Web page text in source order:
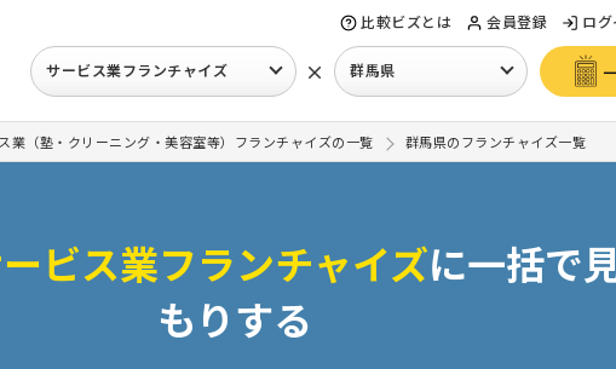
比較ビズとは 会員登録 ログ
サービス業フランチャイズ × 群馬県
業（塾・クリーニング・美容室等）フランチャイズの一覧 群馬県のフランチャイズ一覧
ビス業フランチャイズに一括で
もりする